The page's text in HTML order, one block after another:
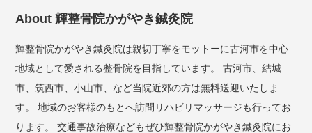
About 輝整骨院かがやき鍼灸院
輝整骨院かがやき鍼灸院は親切丁寧をモットーに古河市を中心
地域として愛される整骨院を目指しています。 古河市、結城
市、筑西市、小山市、など当院近郊の方は無料送迎いたしま
す。 地域のお客様のもとへ訪問リハビリマッサージも行ってお
ります。 交通事故治療などもぜひ輝整骨院かがやき鍼灸院にお